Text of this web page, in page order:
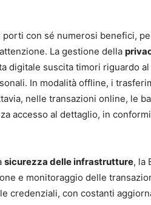
porti con sé numerosi benefici,
La gestione della
digitale suscita timori riguardo
In modalità offline, i
nelle transazioni online, le
accesso al dettaglio, in
sicurezza delle infrastrutture, la
e monitoraggio delle
credenziali, con costanti